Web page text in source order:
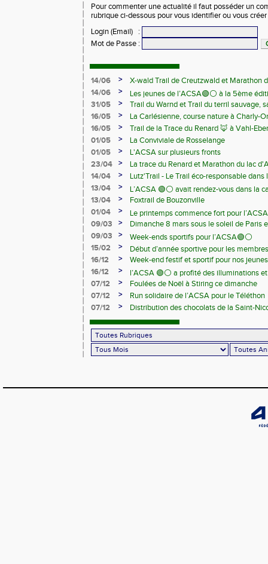
Pour commenter une actualité il faut posséder un
rubrique ci-dessous pour vous identifier ou vous
Login (Email)
:
Mot de Passe :
14/06 >
X-wald Trail de Creutzwald et Marathon
14/06
>
Les jeunes de l’ACSA🟢⚪️ à la 5ème
Samedi 13 juin
31/05 >
Trail du Warnd et Trail du terril sauvage,
16/05
>
La Carlésienne, course nature à Charly-
16/05
>
Trail de la Trace du Renard 🦊 à Vahl-
01/05
>
La Conviviale de Rosselange
01/05
>
L'ACSA sur plusieurs fronts
23/04
>
La trace du Renard et Marathon du lac
14/04
>
Lutz'Trail - Le Trail éco-responsable dans
13/04
>
L’ACSA 🟢⚪️ avait rendez-vous dans la
13/04
>
Foxtrail de Bouzonville
01/04
>
Le printemps commence fort pour
09/03
>
Dimanche 8 mars sous le soleil de Paris
09/03
>
Week-ends sportifs pour l’ACSA🟢⚪️
15/02
>
Début d’année sportive pour les
16/12
>
Week-end festif et sportif pour nos
16/12
>
l’ACSA 🟢⚪️ a profité des illuminations
07/12
>
Foulées de Noël à Stiring ce dimanche
07/12
>
Run solidaire de l’ACSA pour le Téléthon
07/12
> Distribution des chocolats de la Saint-